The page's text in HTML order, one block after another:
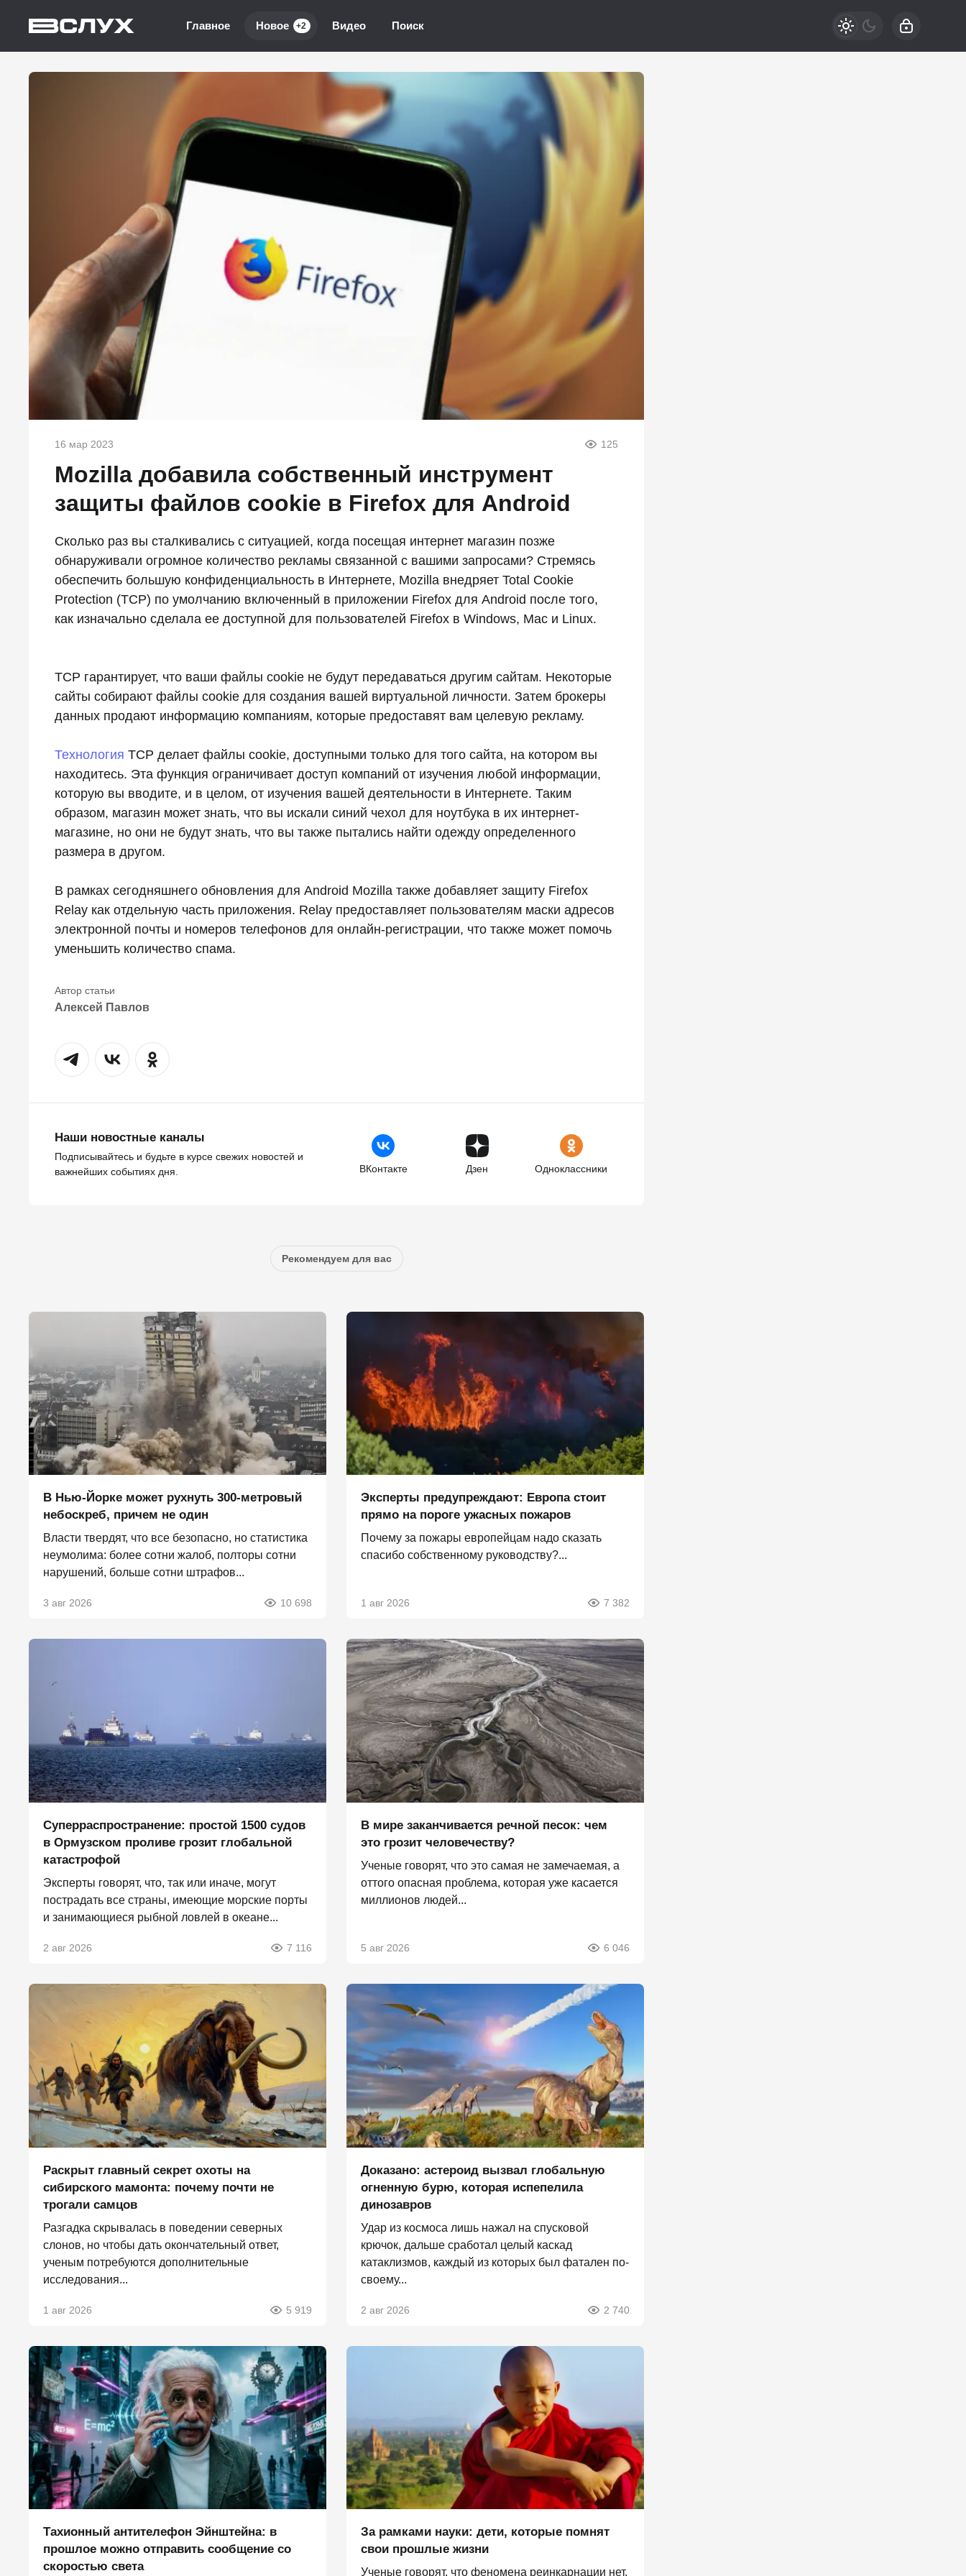
Главное Новое +2 Видео Поиск
16 мар 2023 125
Mozilla добавила собственный инструмент
защиты файлов cookie в Firefox для Android
Сколько раз вы сталкивались с ситуацией, когда посещая интернет магазин позже
обнаруживали огромное количество рекламы связанной с вашими запросами? Стремясь
обеспечить большую конфиденциальность в Интернете, Mozilla внедряет Total Cookie
Protection (TCP) по умолчанию включенный в приложении Firefox для Android после того,
как изначально сделала ее доступной для пользователей Firefox в Windows, Mac и Linux.
TCP гарантирует, что ваши файлы cookie не будут передаваться другим сайтам. Некоторые
сайты собирают файлы cookie для создания вашей виртуальной личности. Затем брокеры
данных продают информацию компаниям, которые предоставят вам целевую рекламу.
Технология TCP делает файлы cookie, доступными только для того сайта, на котором вы
находитесь. Эта функция ограничивает доступ компаний от изучения любой информации,
которую вы вводите, и в целом, от изучения вашей деятельности в Интернете. Таким
образом, магазин может знать, что вы искали синий чехол для ноутбука в их интернет-
магазине, но они не будут знать, что вы также пытались найти одежду определенного
размера в другом.
В рамках сегодняшнего обновления для Android Mozilla также добавляет защиту Firefox
Relay как отдельную часть приложения. Relay предоставляет пользователям маски адресов
электронной почты и номеров телефонов для онлайн-регистрации, что также может помочь
уменьшить количество спама.
Алексей Павлов
Наши новостные каналы
Подписывайтесь и будьте в курсе свежих новостей и
важнейших событиях дня.
ВКонтакте Дзен Одноклассники
Рекомендуем для вас
В Нью-Йорке может рухнуть 300-метровый
небоскреб, причем не один
Власти твердят, что все безопасно, но статистика
неумолима: более сотни жалоб, полторы сотни
нарушений, больше сотни штрафов...
3 авг 2026 10 698
Эксперты предупреждают: Европа стоит
прямо на пороге ужасных пожаров
Почему за пожары европейцам надо сказать
спасибо собственному руководству?...
1 авг 2026 7 382
Суперраспространение: простой 1500 судов
в Ормузском проливе грозит глобальной
катастрофой
Эксперты говорят, что, так или иначе, могут
пострадать все страны, имеющие морские порты
и занимающиеся рыбной ловлей в океане...
2 авг 2026 7 116
В мире заканчивается речной песок: чем
это грозит человечеству?
Ученые говорят, что это самая не замечаемая, а
оттого опасная проблема, которая уже касается
миллионов людей...
5 авг 2026 6 046
Раскрыт главный секрет охоты на
сибирского мамонта: почему почти не
трогали самцов
Разгадка скрывалась в поведении северных
слонов, но чтобы дать окончательный ответ,
ученым потребуются дополнительные
исследования...
1 авг 2026 5 919
Доказано: астероид вызвал глобальную
огненную бурю, которая испепелила
динозавров
Удар из космоса лишь нажал на спусковой
крючок, дальше сработал целый каскад
катаклизмов, каждый из которых был фатален по-
своему...
2 авг 2026 2 740
Тахионный антителефон Эйнштейна: в
прошлое можно отправить сообщение со
скоростью света
За рамками науки: дети, которые помнят
свои прошлые жизни
Ученые говорят, что феномена реинкарнации нет,